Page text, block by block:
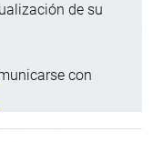
de su
con
definidas por
una con límites
. Entre ellas, la
de mayor tamaño y
lo que la convierte